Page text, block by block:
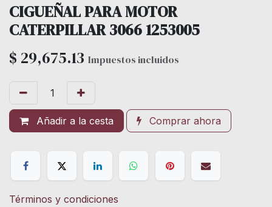
CIGUEÑAL PARA MOTOR
CATERPILLAR 3066 1253005
$ 29,675.13 Impuestos incluidos
Añadir a la cesta Comprar ahora
Términos y condiciones